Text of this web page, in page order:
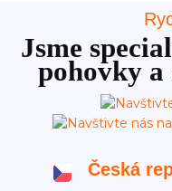
Jsme
pohovky a
Česká